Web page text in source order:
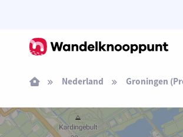
Nederland Groningen